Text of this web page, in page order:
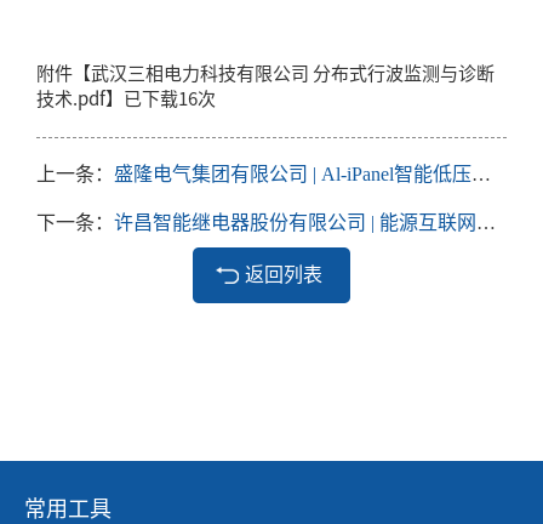
附件【武汉三相电力科技有限公司 分布式行波监测与诊断
技术.pdf】已下载16次
上一条： 盛隆电气集团有限公司 | Al-iPanel智能低压设备
下一条： 许昌智能继电器股份有限公司 | 能源互联网技术在配用电侧的应用领域
返回列表
常用工具